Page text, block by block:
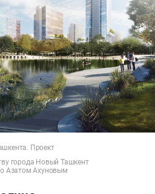
Проект
города Новый Ташкент
Азатом Ахуновым